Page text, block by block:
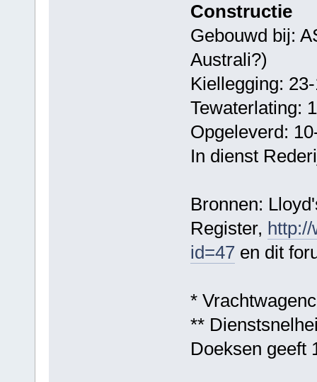
Constructie
Gebouwd bij:
Australi?)
Kiellegging:
Tewaterlating:
Opgeleverd:
In dienst
Bronnen:
Register,
id=47en dit
*
**
Doeksen geeft